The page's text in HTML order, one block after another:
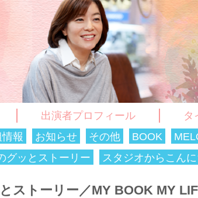
出演者プロフィール タ
報 お知らせ その他 BOOK
グッとストーリー スタジオからこん
ストーリー／MY BOOK MY